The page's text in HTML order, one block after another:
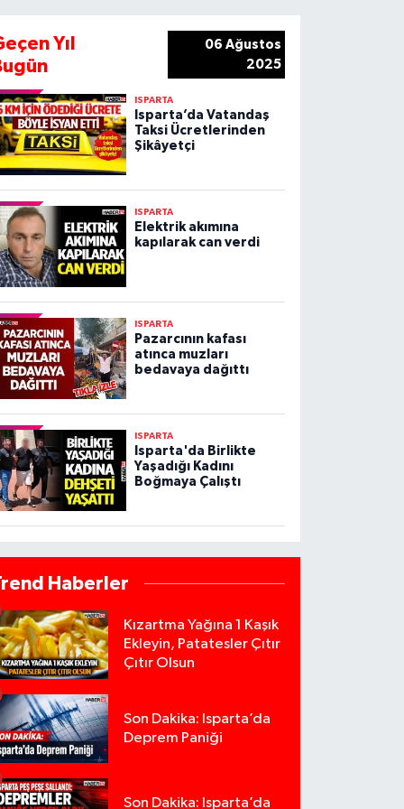
Yıl
06 Ağustos
2025
ISPARTA
Isparta’da Vatandaş
Taksi Ücretlerinden
Şikâyetçi
ISPARTA
Elektrik akımına
kapılarak can verdi
ISPARTA
Pazarcının kafası
atınca muzları
bedavaya dağıttı
ISPARTA
Isparta'da Birlikte
Yaşadığı Kadını
Boğmaya Çalıştı
Haberler
Kızartma Yağına 1 Kaşık
Ekleyin, Patatesler Çıtır
Çıtır Olsun
Son Dakika: Isparta’da
Deprem Paniği
Son Dakika: Isparta’da